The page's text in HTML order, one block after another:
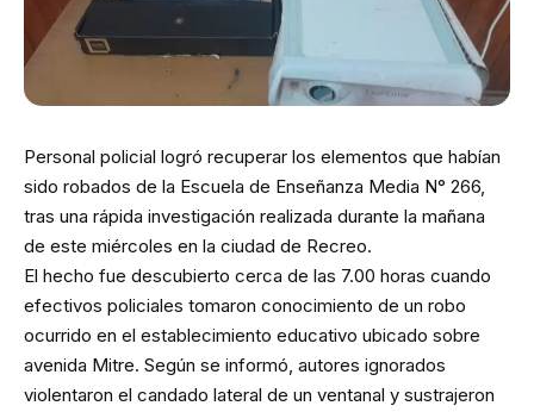
Personal policial logró recuperar los elementos que habían
sido robados de la Escuela de Enseñanza Media N° 266,
tras una rápida investigación realizada durante la mañana
de este miércoles en la ciudad de Recreo.
El hecho fue descubierto cerca de las 7.00 horas cuando
efectivos policiales tomaron conocimiento de un robo
ocurrido en el establecimiento educativo ubicado sobre
avenida Mitre. Según se informó, autores ignorados
violentaron el candado lateral de un ventanal y sustrajeron